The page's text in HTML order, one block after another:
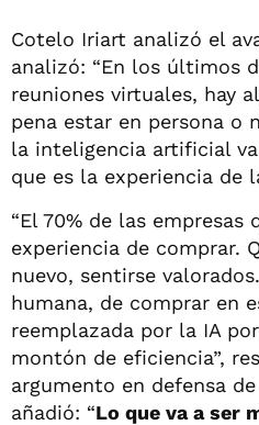
Cotelo Iriart analizó el
analizó: “En los últimos
reuniones virtuales, hay
pena estar en persona o
la inteligencia artificial
que es la experiencia de
“El 70% de las empresas
experiencia de comprar.
nuevo, sentirse
humana, de comprar en
reemplazada por la IA
montón de eficiencia”,
argumento en defensa
añadió: “Lo que va a ser